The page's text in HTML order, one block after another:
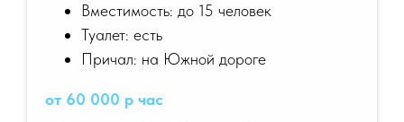
Вместимость: до 15 человек
Туалет: есть
Причал: на Южной дороге
от 60 000 р час